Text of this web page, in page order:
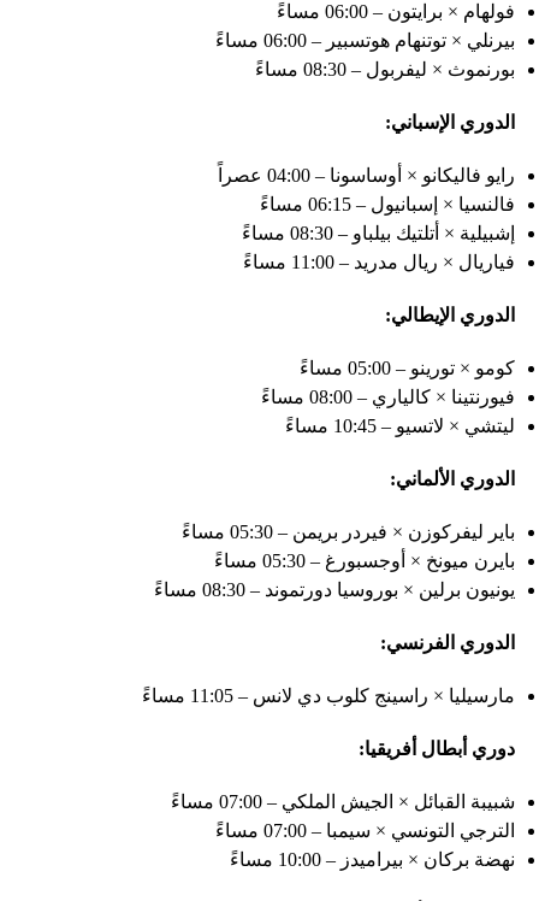
فولهام × برايتون – 06:00 مساءً
بيرنلي × توتنهام هوتسبير – 06:00 مساءً
بورنموث × ليفربول – 08:30 مساءً
الدوري الإسباني:
رايو فاليكانو × أوساسونا – 04:00 عصراً
فالنسيا × إسبانيول – 06:15 مساءً
إشبيلية × أتلتيك بيلباو – 08:30 مساءً
فياريال × ريال مدريد – 11:00 مساءً
الدوري الإيطالي:
كومو × تورينو – 05:00 مساءً
فيورنتينا × كالياري – 08:00 مساءً
ليتشي × لاتسيو – 10:45 مساءً
الدوري الألماني:
باير ليفركوزن × فيردر بريمن – 05:30 مساءً
بايرن ميونخ × أوجسبورغ – 05:30 مساءً
يونيون برلين × بوروسيا دورتموند – 08:30 مساءً
الدوري الفرنسي:
مارسيليا × راسينج كلوب دي لانس – 11:05 مساءً
دوري أبطال أفريقيا:
شبيبة القبائل × الجيش الملكي – 07:00 مساءً
الترجي التونسي × سيمبا – 07:00 مساءً
نهضة بركان × بيراميدز – 10:00 مساءً